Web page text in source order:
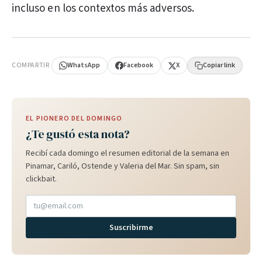
incluso en los contextos más adversos.
COMPARTIR WhatsApp Facebook X Copiar link
EL PIONERO DEL DOMINGO
¿Te gustó esta nota?
Recibí cada domingo el resumen editorial de la semana en
Pinamar, Cariló, Ostende y Valeria del Mar. Sin spam, sin
clickbait.
Suscribirme